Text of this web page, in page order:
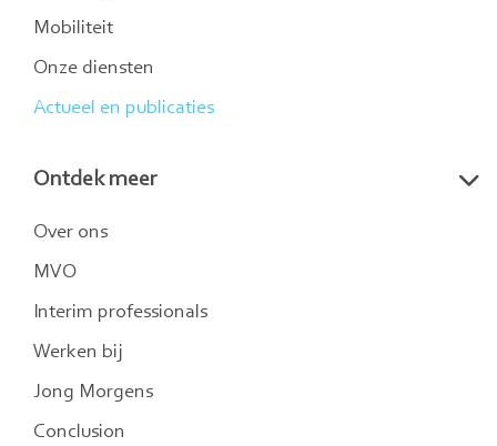
Mobiliteit
Onze diensten
Actueel en publicaties
Ontdek meer
Over ons
MVO
Interim professionals
Werken bij
Jong Morgens
Conclusion